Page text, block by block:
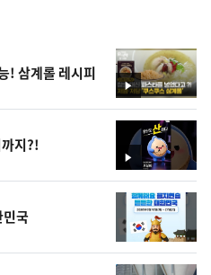
영
상
! 삼계롤 레시피
영
상
지?!
국